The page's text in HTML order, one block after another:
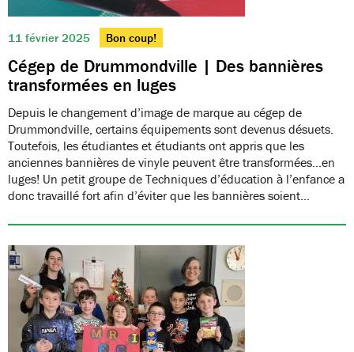
11 février 2025 Bon coup!
Cégep de Drummondville | Des bannières
transformées en luges
Depuis le changement d’image de marque au cégep de
Drummondville, certains équipements sont devenus désuets.
Toutefois, les étudiantes et étudiants ont appris que les
anciennes bannières de vinyle peuvent être transformées…en
luges! Un petit groupe de Techniques d’éducation à l’enfance a
donc travaillé fort afin d’éviter que les bannières soient…